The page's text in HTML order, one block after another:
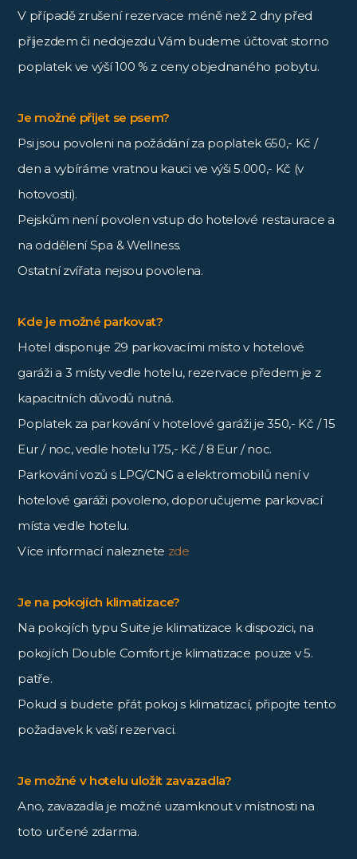
V případě zrušení rezervace méně než 2 dny před
příjezdem či nedojezdu Vám budeme účtovat storno
poplatek ve výší 100 % z ceny objednaného pobytu.
Je možné přijet se psem?
Psi jsou povoleni na požádání za poplatek 650,- Kč /
den a vybíráme vratnou kauci ve výši 5.000,- Kč (v
hotovosti).
Pejskům není povolen vstup do hotelové restaurace a
na oddělení Spa & Wellness.
Ostatní zvířata nejsou povolena.
Kde je možné parkovat?
Hotel disponuje 29 parkovacími místo v hotelové
garáži a 3 místy vedle hotelu, rezervace předem je z
kapacitních důvodů nutná.
Poplatek za parkování v hotelové garáži je 350,- Kč / 15
Eur / noc, vedle hotelu 175,- Kč / 8 Eur / noc.
Parkování vozů s LPG/CNG a elektromobilů není v
hotelové garáži povoleno, doporučujeme parkovací
místa vedle hotelu.
Více informací naleznete zde
Je na pokojích klimatizace?
Na pokojích typu Suite je klimatizace k dispozici, na
pokojích Double Comfort je klimatizace pouze v 5.
patře.
Pokud si budete přát pokoj s klimatizací, připojte tento
požadavek k vaší rezervaci.
Je možné v hotelu uložit zavazadla?
Ano, zavazadla je možné uzamknout v místnosti na
toto určené zdarma.